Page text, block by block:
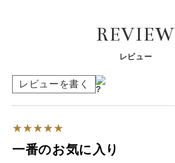
REVIEW
レビュー
レビューを書く
一番のお気に入り